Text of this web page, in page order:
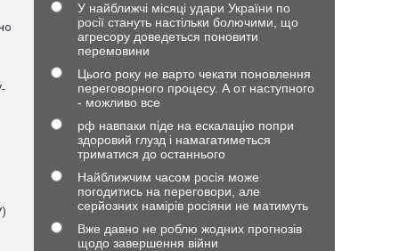
У найближчі місяці удари України по
росії стануть настільки болючими, що
агресору доведеться поновити
перемовини
Цього року не варто чекати поновлення
переговорного процесу. А от наступного
- можливо все
рф навпаки піде на ескалацію попри
здоровий глузд і намагатиметься
триматися до останнього
Найближчим часом росія може
погодитись на переговори, але
серйозних намірів росіяни не матимуть
Вже давно не роблю жодних прогнозів
щодо завершення війни